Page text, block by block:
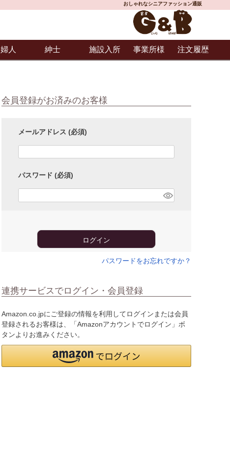
おしゃれなシニアファッション通販
婦人 紳士 施設入所 事業所様 注文履歴
会員登録がお済みのお客様
メールアドレス (必須)
パスワード (必須)
ログイン
パスワードをお忘れですか？
連携サービスでログイン・会員登録
Amazon.co.jpにご登録の情報を利用してログインまたは会員
登録されるお客様は、「Amazonアカウントでログイン」ボ
タンよりお進みください。